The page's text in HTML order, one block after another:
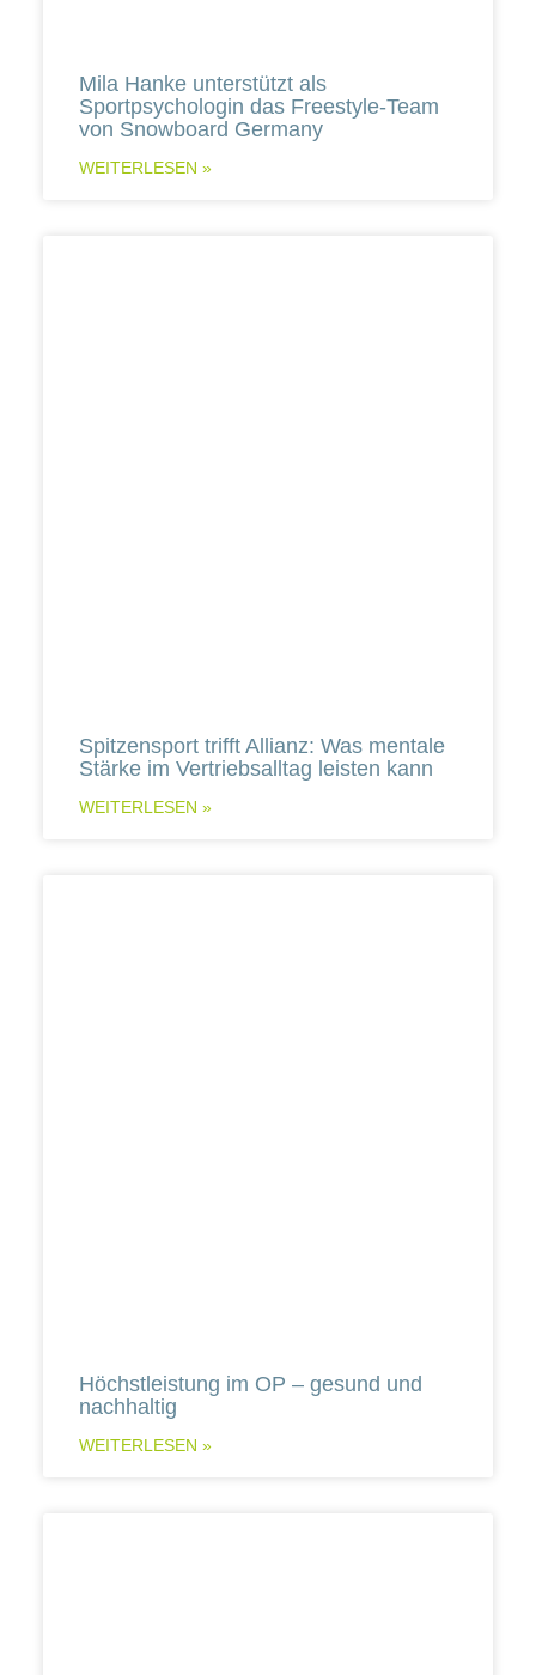
Mila Hanke unterstützt als
Sportpsychologin das Freestyle-Team
von Snowboard Germany
WEITERLESEN »
Spitzensport trifft Allianz: Was mentale
Stärke im Vertriebsalltag leisten kann
WEITERLESEN »
Höchstleistung im OP – gesund und
nachhaltig
WEITERLESEN »